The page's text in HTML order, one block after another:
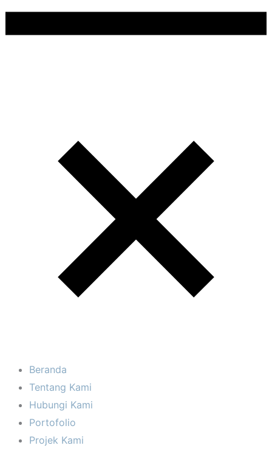
Beranda
Tentang Kami
Hubungi Kami
Portofolio
Projek Kami